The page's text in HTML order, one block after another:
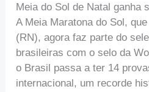
Meia do Sol de Natal ganha
A Meia Maratona do Sol,
(RN), agora faz parte do
brasileiras com o selo da
o Brasil passa a ter 14
internacional, um recorde